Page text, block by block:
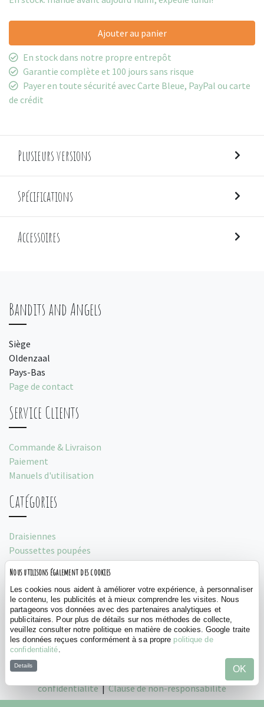
Ajouter au panier
En stock dans notre propre entrepôt
Garantie complète et 100 jours sans risque
Payer en toute sécurité avec Carte Bleue, PayPal ou carte
de crédit
Plusieurs versions
Spécifications
Accessoires
Bandits and Angels
Siège
Oldenzaal
Pays-Bas
Page de contact
Service Clients
Commande & Livraison
Paiement
Manuels d'utilisation
Catégories
Draisiennes
Poussettes poupées
Porteurs
Tentes de jeu
Social
confidentialité|Clause de non-responsabilité
Nous utilisons également des cookies
Les cookies nous aident à améliorer votre expérience, à personnaliser
le contenu, les publicités et à mieux comprendre les visites. Nous
partageons vos données avec des partenaires analytiques et
publicitaires. Pour plus de détails sur nos méthodes de collecte,
veuillez consulter notre politique en matière de cookies. Google traite
les données reçues conformément à sa propre politique de
confidentialité
Details OK